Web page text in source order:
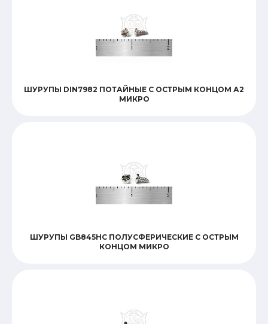
ШУРУПЫ DIN7982 ПОТАЙНЫЕ С ОСТРЫМ КОНЦОМ А2
МИКРО
ШУРУПЫ GB845HC ПОЛУСФЕРИЧЕСКИЕ С ОСТРЫМ
КОНЦОМ МИКРО